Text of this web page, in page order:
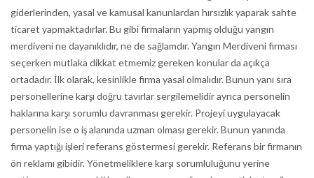
giderlerinden, yasal ve kamusal kanunlardan hırsızlık yaparak sahte
ticaret yapmaktadırlar. Bu gibi firmaların yapmış olduğu yangın
merdiveni ne dayanıklıdır, ne de sağlamdır. Yangın Merdiveni firması
seçerken mutlaka dikkat etmemiz gereken konular da açıkça
ortadadır. İlk olarak, kesinlikle firma yasal olmalıdır. Bunun yanı sıra
personellerine karşı doğru tavırlar sergilemelidir ayrıca personelin
haklarına karşı sorumlu davranması gerekir. Projeyi uygulayacak
personelin ise o iş alanında uzman olması gerekir. Bunun yanında
firma yaptığı işleri referans göstermesi gerekir. Referans bir firmanın
ön reklamı gibidir. Yönetmeliklere karşı sorumluluğunu yerine